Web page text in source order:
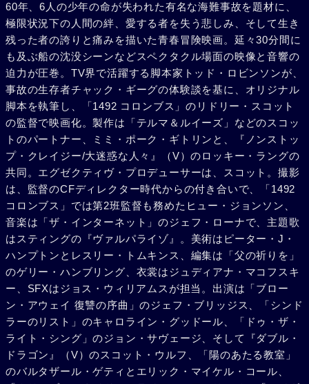
たちの心に芽生える。船長は、その後続いたシケの時も厳し
い態度を崩さない。しかし、度重なる困難と危機を前に的確
な対処を見せる彼の姿に、チャックは次第に憧れを抱くよう
になる。少年たちは交代で舵を取ったり帆走技術を習うかた
わら、一般過程の勉学にも励んだ。実力テストの時、チャッ
クとギルは、不良を気取るディーン（エリック・マイケル・
コール）がカンニングをしていることを発見。詰め寄る2人
に、彼はついに泣きながら自分の学力にコンプレックスを持
っていることを明かす。その意外な一面に驚きながらも、一
緒に頑張ろうと励ます2人。その時、ディーンと反目し合っ
ていたフランク（ジェレミー・シスト）が現れ、自分も力を
貸そうと申し出る。互いを受け入れることとで仲間としての
絆を結んだ少年たちは、たくましく成長していった。次の停
泊地では、一緒になったオランダ娘と楽しいひと時を過ごす
幸運に恵まれた。そこへ突然、フランクの父親フランシス
（デイヴィッド・セルビー）が息子の様子を見に訪れた。実
業家の父は厳格で、その重圧に苛まれたフランクはやけを起
こすが、ダンス・パーティに出掛けていた少年たちが彼をな
だめた。何とか平常心を取り戻したかのように見えたが、彼
は海で遭遇したイルカをスピア・ガンで撃ってしまう。瀕死
のイルカを死なせてやった船長は、唖然とする一同を前に次
の港でフランクを家に送り返すことを決定。皆の熱意ある抵
抗も虚しく、彼は船を降ろされ、高所恐怖症だったギルがマ
60年、6人の少年の命が失われた有名な海難事故を題材に、
極限状況下の人間の絆、愛する者を失う悲しみ、そして生き
残った者の誇りと痛みを描いた青春冒険映画。延々30分間に
も及ぶ船の沈没シーンなどスペクタクル場面の映像と音響の
迫力が圧巻。TV界で活躍する脚本家トッド・ロビンソンが、
事故の生存者チャック・ギーグの体験談を基に、オリジナル
脚本を執筆し、「1492 コロンブス」のリドリー・スコット
の監督で映画化。製作は「テルマ＆ルイーズ」などのスコッ
トのパートナー、ミミ・ポーク・ギトリンと、『ノンストッ
プ・クレイジー/大迷惑な人々』（V）のロッキー・ラングの
共同。エグゼクティヴ・プロデューサーは、スコット。撮影
は、監督のCFディレクター時代からの付き合いで、「1492
コロンブス」では第2班監督も務めたヒュー・ジョンソン、
音楽は「ザ・インターネット」のジェフ・ローナで、主題歌
はスティングの『ヴァルパライゾ』。美術はピーター・J・
ハンプトンとレスリー・トムキンス、編集は「父の祈りを」
のゲリー・ハンブリング、衣裳はジュディアナ・マコフスキ
ー、SFXはジョス・ウィリアムスが担当。出演は「ブロー
ン・アウェイ 復讐の序曲」のジェフ・ブリッジス、「シンド
ラーのリスト」のキャロライン・グッドール、「ドゥ・ザ・
ライト・シング」のジョン・サヴェージ、そして『ダブル・
ドラゴン』（V）のスコット・ウルフ、「陽のあたる教室」
のバルタザール・ゲティとエリック・マイケル・コール、